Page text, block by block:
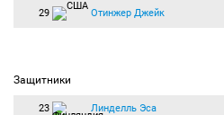
29 Отинжер Джейк
Защитники
23 Линделль Эса